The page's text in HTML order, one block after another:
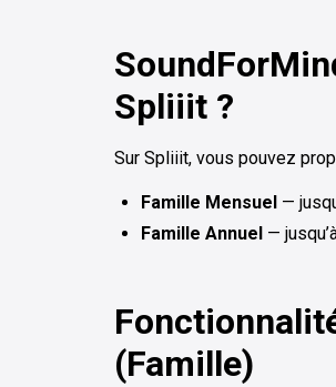
Spliiit ?
Sur Spliiit, vous pouvez
Famille Mensuel —
Famille Annuel —
(Famille)